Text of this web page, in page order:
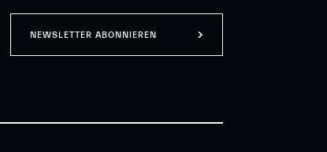
NEWSLETTER ABONNIEREN